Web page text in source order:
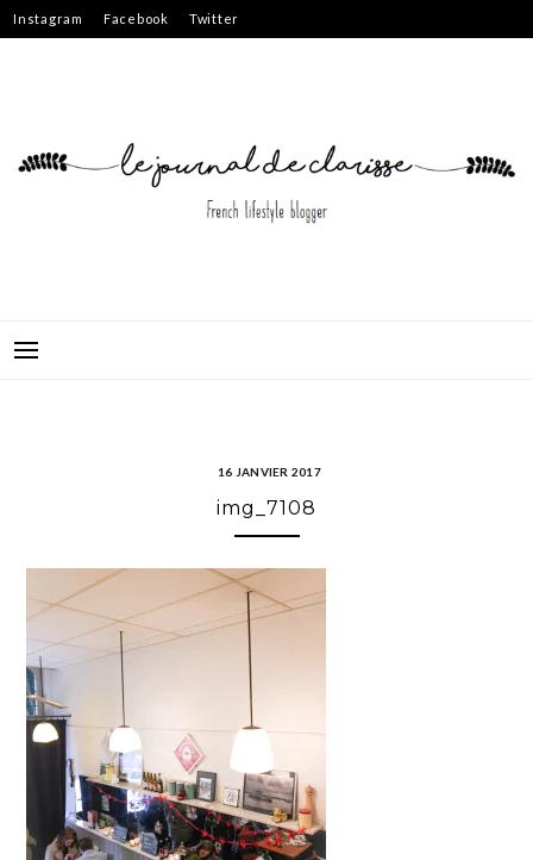
Skip
to
Instagram Facebook Twitter
16 JANVIER 2017
img_7108